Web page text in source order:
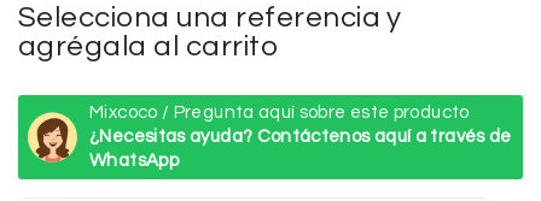
Selecciona una referencia y
agrégala al carrito
Mixcoco / Pregunta aquí sobre este producto
¿Necesitas ayuda? Contáctenos aquí a través de
WhatsApp